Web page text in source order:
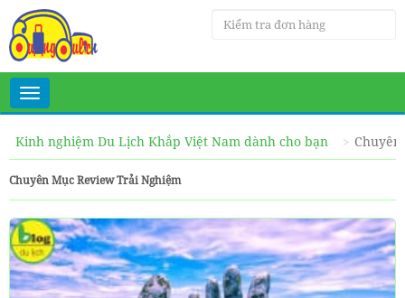
Toggle
navigation
Kinh nghiệm Du Lịch Khắp Việt Nam dành cho bạn
Chuyên Mục Review Trải Nghiệm